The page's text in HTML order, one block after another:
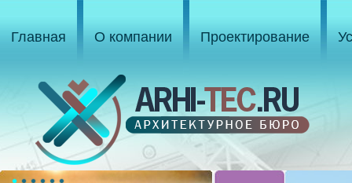
Главная О компании Проектирование